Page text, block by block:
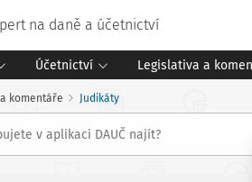
na daně a účetnictví
Účetnictví Legislativa a
komentáře Judikáty